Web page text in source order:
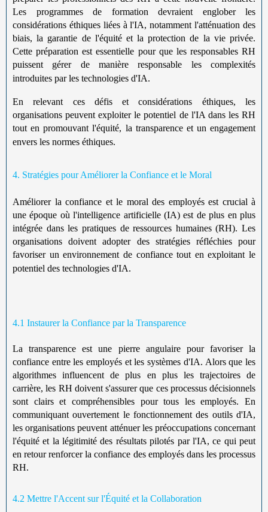
Les programmes de formation devraient englober les
considérations éthiques liées à l'IA, notamment l'atténuation des
biais, la garantie de l'équité et la protection de la vie privée.
Cette préparation est essentielle pour que les responsables RH
puissent gérer de manière responsable les complexités
introduites par les technologies d'IA.
En relevant ces défis et considérations éthiques, les
organisations peuvent exploiter le potentiel de l'IA dans les RH
tout en promouvant l'équité, la transparence et un engagement
envers les normes éthiques.
4. Stratégies pour Améliorer la Confiance et le Moral
Améliorer la confiance et le moral des employés est crucial à
une époque où l'intelligence artificielle (IA) est de plus en plus
intégrée dans les pratiques de ressources humaines (RH). Les
organisations doivent adopter des stratégies réfléchies pour
favoriser un environnement de confiance tout en exploitant le
potentiel des technologies d'IA.
4.1 Instaurer la Confiance par la Transparence
La transparence est une pierre angulaire pour favoriser la
confiance entre les employés et les systèmes d'IA. Alors que les
algorithmes influencent de plus en plus les trajectoires de
carrière, les RH doivent s'assurer que ces processus décisionnels
sont clairs et compréhensibles pour tous les employés. En
communiquant ouvertement le fonctionnement des outils d'IA,
les organisations peuvent atténuer les préoccupations concernant
l'équité et la légitimité des résultats pilotés par l'IA, ce qui peut
en retour renforcer la confiance des employés dans les processus
RH.
4.2 Mettre l'Accent sur l'Équité et la Collaboration